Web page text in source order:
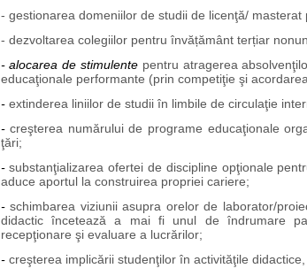
- gestionarea domeniilor de studii de licenţă/
- dezvoltarea colegiilor pentru învățământ terțiar
- alocarea de stimulente pentru atragerea
educaţionale performante (prin competiţie şi
- extinderea liniilor de studii în limbile de circulaţie
-creşterea numărului de programe educaţionale
ţări;
-substanţializarea ofertei de discipline opţionale
aduce aportul la construirea propriei cariere;
-schimbarea viziunii asupra orelor de laborator/
didactic încetează a mai fi unul de îndrumare
recepţionare şi evaluare a lucrărilor;
- creşterea implicării studenţilor în activităţile